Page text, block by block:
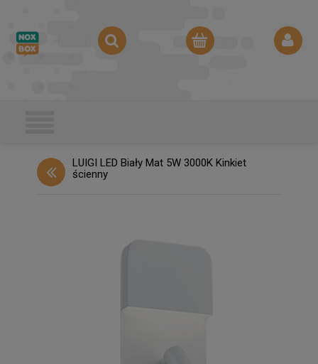
LUIGI LED Biały Mat 5W 3000K Kinkiet
ścienny